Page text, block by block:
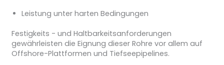
Leistung unter harten Bedingungen
Festigkeits - und Haltbarkeitsanforderungen
gewährleisten die Eignung dieser Rohre vor allem auf
Offshore-Plattformen und Tiefseepipelines.